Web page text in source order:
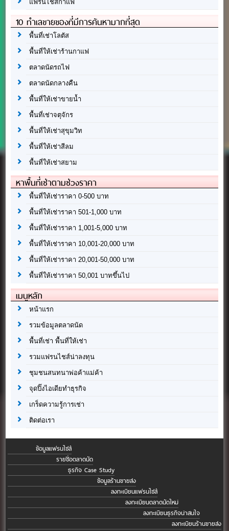
แฟรนไชส์กาแฟ
10 ทำเลขายของที่มีการค้นหามากที่สุด
พื้นที่เช่าโลตัส
พื้นที่ให้เช่าร้านกาแฟ
ตลาดนัดรถไฟ
ตลาดนัดกลางคืน
พื้นที่ให้เช่าขายน้ำ
พื้นที่เช่าจตุจักร
พื้นที่ให้เช่าสุขุมวิท
พื้นที่ให้เช่าสีลม
พื้นที่ให้เช่าสยาม
หาพื้นที่เช่าตามช่วงราคา
พื้นที่ให้เช่าราคา 0-500 บาท
พื้นที่ให้เช่าราคา 501-1,000 บาท
พื้นที่ให้เช่าราคา 1,001-5,000 บาท
พื้นที่ให้เช่าราคา 10,001-20,000 บาท
พื้นที่ให้เช่าราคา 20,001-50,000 บาท
พื้นที่ให้เช่าราคา 50,001 บาทขึ้นไป
เมนูหลัก
หน้าแรก
รวมข้อมูลตลาดนัด
พื้นที่เช่า พื้นที่ให้เช่า
รวมแฟรนไชส์น่าลงทุน
ชุมชนสนทนาพ่อค้าแม่ค้า
จุดปิ๊งไอเดียทำธุรกิจ
เกร็ดความรู้การเช่า
ติดต่อเรา
ข้อมูลแฟรนไชส์
รายชื่อตลาดนัด
ธุรกิจ Case Study
ข้อมูลร้านขายส่ง
ลงทะเบียนแฟรนไชส์
ลงทะเบียนตลาดนัดใหม่
ลงทะเบียนธุรกิจน่าสนใจ
ลงทะเบียนร้านขายส่ง